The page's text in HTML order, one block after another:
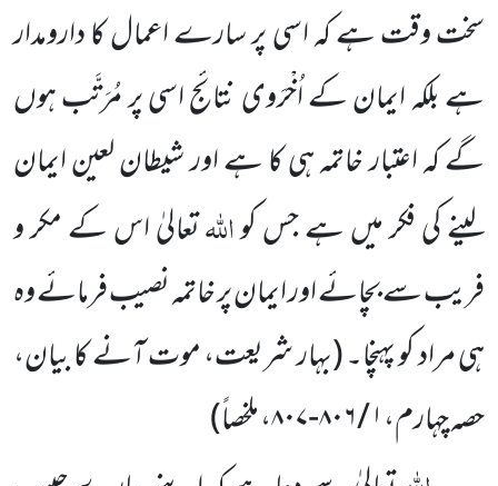
سخت وقت ہے کہ اسی پر سارے اعمال کا دارومدار
ہے بلکہ ایمان کے اُخْرَوی نتائج اسی پر مُرَتَّب ہوں
گے کہ اعتبار خاتمہ ہی کا ہے اور شیطان لعین ایمان
لینے کی فکر میں ہے جس کواللہتعالیٰ اس کے مکر و
فریب سے بچائے اور ایمان پر خاتمہ نصیب فرمائے وہ
ہی مراد کو پہنچا۔(بہار شریعت، موت آنے کا بیان،
حصہ چہارم،۱ / ۸۰۶-۸۰۷ ، ملخصاً)